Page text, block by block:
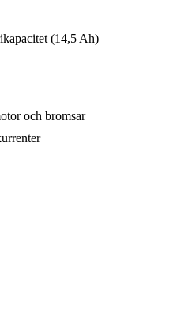
(14,5 Ah)
och bromsar